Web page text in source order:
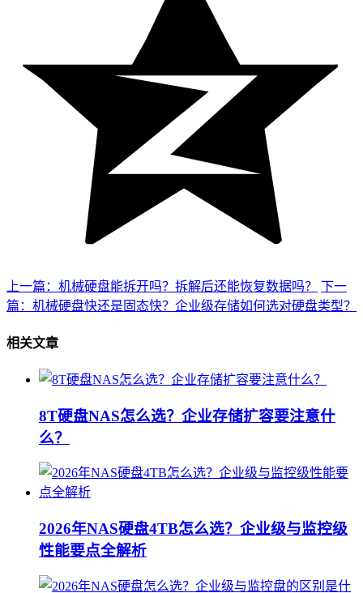
上一篇：机械硬盘能拆开吗？拆解后还能恢复数据吗？
下一
篇：机械硬盘快还是固态快？企业级存储如何选对硬盘类型？
相关文章
8T硬盘NAS怎么选？企业存储扩容要注意什
么？
2026年NAS硬盘4TB怎么选？企业级与监控级
性能要点全解析